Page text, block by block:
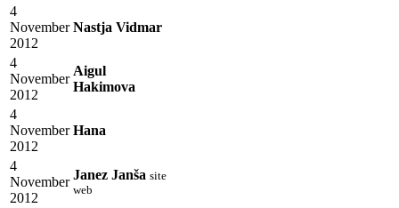
4
November
2012
Nastja Vidmar
4
November
2012
Aigul
Hakimova
4
November
2012
Hana
4
November
2012
Janez Janša site
web